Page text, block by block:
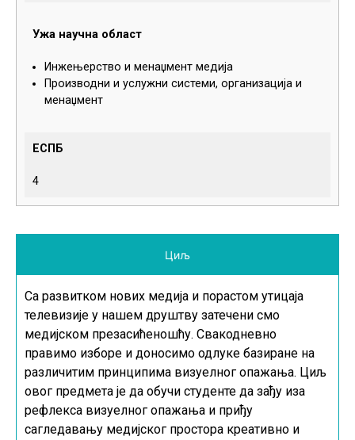
Ужа научна област
Инжењерство и менаџмент медија
Производни и услужни системи, организација и
менаџмент
ЕСПБ
4
Циљ
Са развитком нових медија и порастом утицаја
телевизије у нашем друштву затечени смо
медијском презасићеношћу. Свакодневно
правимо изборе и доносимо одлуке базиране на
различитим принципима визуелног опажања. Циљ
овог предмета је да обучи студенте да зађу иза
рефлекса визуелног опажања и приђу
сагледавању медијског простора креативно и